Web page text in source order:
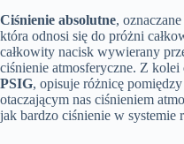
Ciśnienie absolutne,
która odnosi się do próżni
całkowity nacisk wywierany
ciśnienie atmosferyczne. Z kolei
PSIG, opisuje różnicę
otaczającym nas ciśnieniem
jak bardzo ciśnienie w systemie